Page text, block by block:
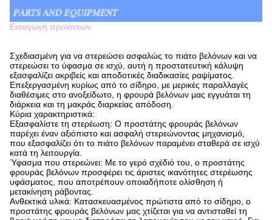
Εισαγωγή προϊόντων
Σχεδιασμένη για να στερεώσει ασφαλώς το πιάτο βελόνων και να
στερεώσει το ύφασμα σε ισχύ, αυτή η προστατευτική κάλυψη
εξασφαλίζει ακριβείς και αποδοτικές διαδικασίες ραψίματος.
Επεξεργασμένη κυρίως από το σίδηρο, με μερικές παραλλαγές
διαθέσιμες στο ανοξείδωτο, η φρουρά βελόνων μας εγγυάται τη
διάρκεια και τη μακράς διαρκείας απόδοση.
Κύρια χαρακτηριστικά:
Εξασφαλίστε τη στερέωση: Ο προστάτης φρουράς βελόνων
παρέχει έναν αξιόπιστο και ασφαλή στερεώνοντας μηχανισμό,
που εξασφαλίζει ότι το πιάτο βελόνων παραμένει σταθερά σε ισχύ
κατά τη λειτουργία.
Ύφασμα που στερεώνει: Με το γερό σχέδιό του, ο προστάτης
φρουράς βελόνων προσφέρει τις άριστες ικανότητες στερέωσης
υφάσματος, που αποτρέπουν οποιαδήποτε ολίσθηση ή
μετακίνηση ράβοντας.
Ανθεκτικά υλικά: Κατασκευασμένος πρώτιστα από το σίδηρο, ο
προστάτης φρουράς βελόνων μας χτίζεται για να αντισταθεί τη